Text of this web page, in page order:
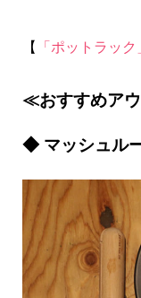
【 「ポットラッ
≪おすすめア
◆ マッシュル